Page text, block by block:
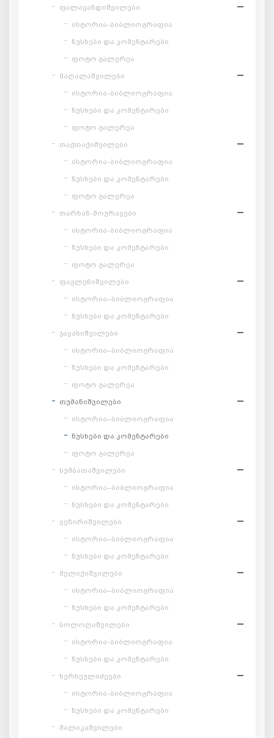
ფალავანდიშვილები
ისტორია-ბიბლიოგრაფია
ნუსხები და კომენტარები
ფოტო გალერეა
მაღალაშვილები
ისტორია-ბიბლიოგრაფია
ნუსხები და კომენტარები
ფოტო გალერეა
თაქთაქიშვილები
ისტორია-ბიბლიოგრაფია
ნუსხები და კომენტარები
ფოტო გალერეა
თარხან-მოურავები
ისტორია-ბიბლიოგრაფია
ნუსხები და კომენტარები
ფოტო გალერეა
ფავლენიშვილები
ისტორია–ბიბლიოგრაფია
ნუსხები და კომენტარები
ჯავახიშვილები
ისტორია–ბიბლიოგრაფია
ნუსხები და კომენტარები
ფოტო გალერეა
თუმანიშვილები
ისტორია–ბიბლიოგრაფია
ნუსხები და კომენტარები
ფოტო გალერეა
სუმბათაშვილები
ისტორია–ბიბლიოგრაფია
ნუსხები და კომენტარები
ვეზირიშვილები
ისტორია–ბიბლიოგრაფია
ნუსხები და კომენტარები
მელიქიშვილები
ისტორია–ბიბლიოგრაფია
ნუსხები და კომენტარები
სოლოღაშვილები
ისტორია-ბიბლიოგრაფია
ნუსხები და კომენტარები
ხერხეულიძეები
ისტორია-ბიბლიოგრაფია
ნუსხები და კომენტარები
შალიკაშვილები